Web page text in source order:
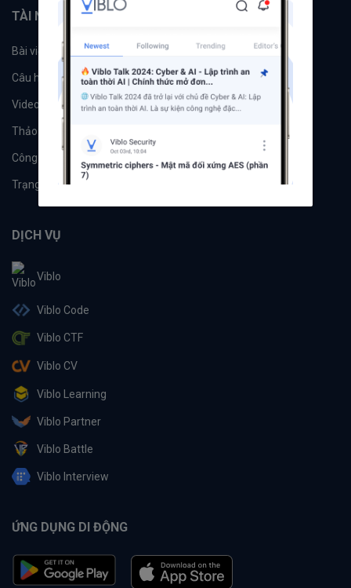
TÀI NGUYÊN
Bài viết Tổ chức
Câu hỏi Tags
Videos Tác giả
Thảo luận
Công cụ
Trạng thái hệ thống
DỊCH VỤ
Viblo
Viblo Code
Viblo CTF
Viblo CV
Viblo Learning
Viblo Partner
Viblo Battle
Viblo Interview
ỨNG DỤNG DI ĐỘNG